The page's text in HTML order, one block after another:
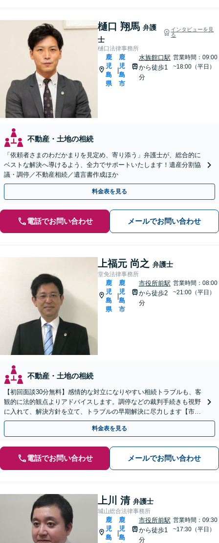
樋口 翔馬 弁護
士
インタビューを見
る
樋口法律事務所
鹿
児
島
県
|
鹿
児
島
市
水族館口駅
から徒歩1
分
営業時間：09:00
~18:00（平日）
不動産・土地の相続
「依頼者さまのわだかまりを見定め、寄り添う」弁護士が、総合的に
ベストな解決へ導けるよう、全力でサポートいたします！遺産分割協
議・調停／不動産相続／遺言書作成ほか
料金表を見る
電話でお問い合わせ メールでお問い合わせ
上福元 尚之 弁護士
堂免法律事務所
鹿
児
島
県
|
鹿
児
島
市
市役所前駅
から徒歩2
分
営業時間：08:00
~21:00（平日）
不動産・土地の相続
【初回面談30分無料】感情的な対立になりやすい相続トラブルも、客
観的に法的観点よりアドバイスします。調停などの裁判手続きも視野
に入れて、解決方針を立て、トラブルの早期解決に尽力します【市役
所前2分】【休日・夜間面談OK】
料金表を見る
電話でお問い合わせ メールでお問い合わせ
上川 清 弁護士
城山総合法律事務所
鹿
児
島
|
鹿
児
島
市役所前駅
から徒歩1
分
営業時間：09:30
~17:30（平日）